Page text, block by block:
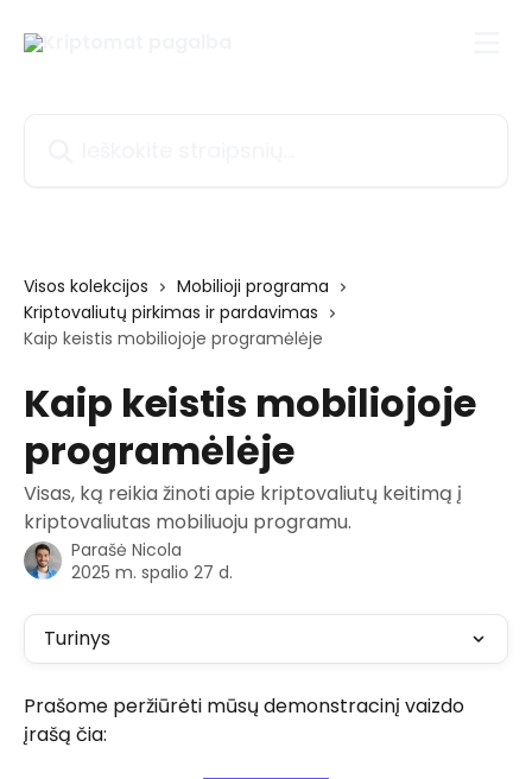
Visos kolekcijos
Mobilioji programa
Kriptovaliutų pirkimas ir pardavimas
Kaip keistis mobiliojoje programėlėje
Kaip keistis mobiliojoje
programėlėje
Visas, ką reikia žinoti apie kriptovaliutų keitimą į
kriptovaliutas mobiliuoju programu.
Parašė Nicola
2025 m. spalio 27 d.
Turinys
Prašome peržiūrėti mūsų demonstracinį vaizdo
įrašą čia: